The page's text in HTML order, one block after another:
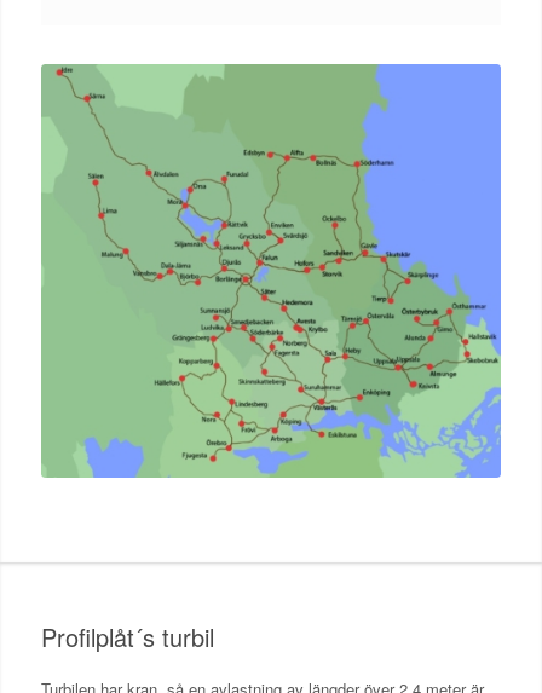
Profilplåt´s turbil